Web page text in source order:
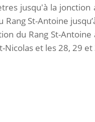
jusqu'à la jonction
St-Antoine
du Rang St-Antoine
Nicolas et les 28, 29